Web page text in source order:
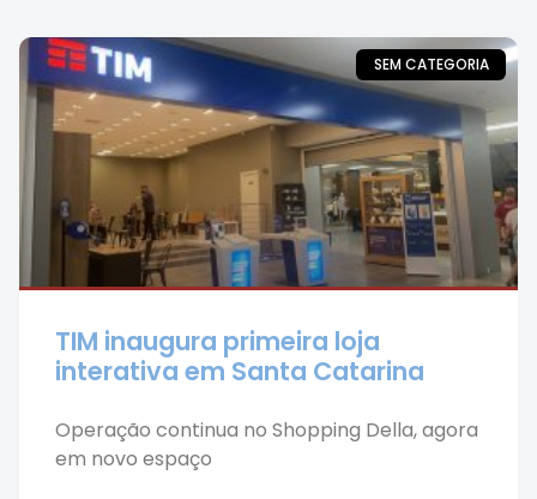
SEM CATEGORIA
TIM inaugura primeira loja
interativa em Santa Catarina
Operação continua no Shopping Della, agora
em novo espaço